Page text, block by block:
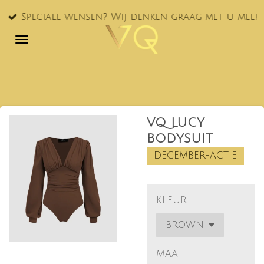
Ga
naar
Speciale wensen? Wij denken graag met u mee!
VQ LUCY
BODYSUIT
DECEMBER-ACTIE
KLEUR
MAAT